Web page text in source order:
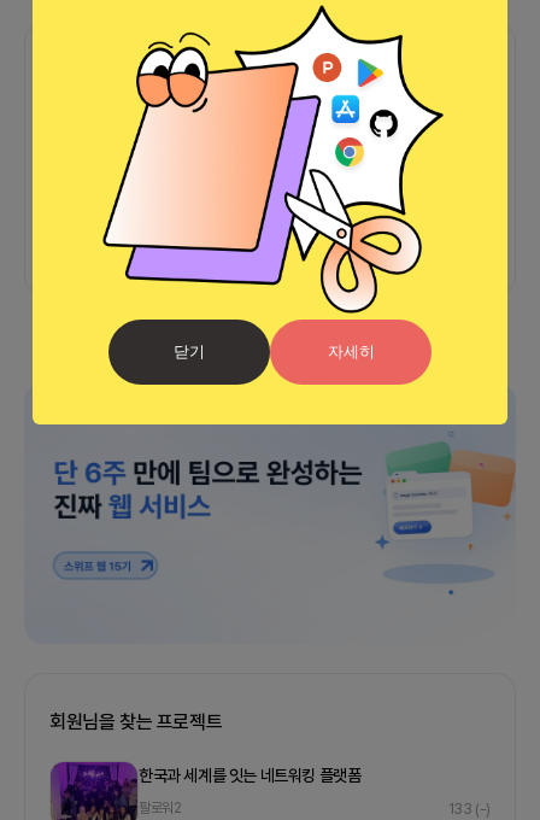
닫기 자세히
함께한 사람들이 남긴 말
0 프로챗 0
아직 후기가 도착하지 않았습니다
회원님을 찾는 프로젝트
한국과 세계를 잇는 네트워킹 플랫폼
팔로워 2 133 (-)